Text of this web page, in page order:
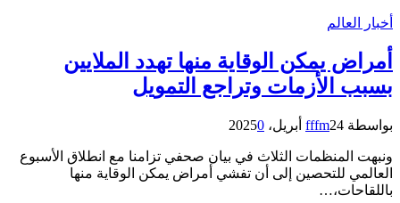
أخبار العالم
أمراض يمكن الوقاية منها تهدد الملايين
بسبب الأزمات وتراجع التمويل
بواسطة fffm24 أبريل، 2025 0
ونبهت المنظمات الثلاث في بيان صحفي تزامنا مع انطلاق الأسبوع
العالمي للتحصين إلى أن تفشي أمراض يمكن الوقاية منها
باللقاحات،…